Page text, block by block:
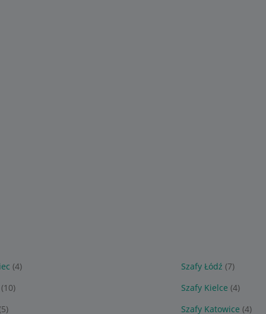
(4) Szafy Łódź (7)
(10) Szafy Kielce (4)
Szafy Katowice (4)